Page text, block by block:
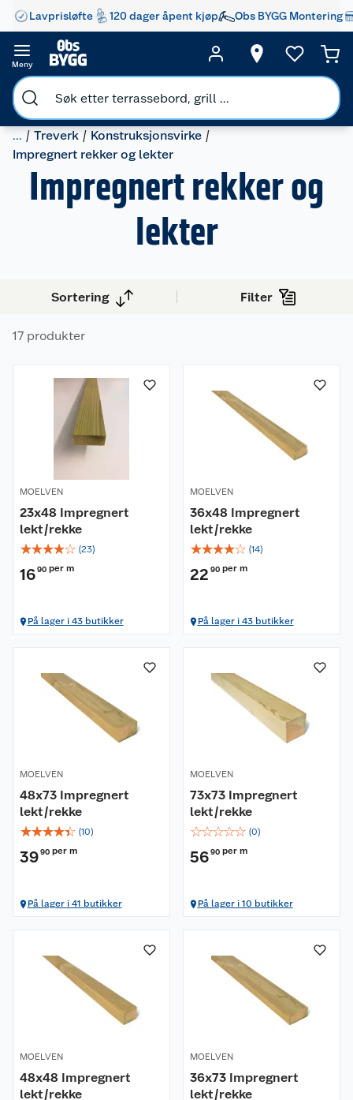
Lavprisløfte 120 dager åpent kjøp Obs BYGG Montering
Meny
... Treverk
Konstruksjonsvirke
Impregnert rekker og lekter
Impregnert rekker og
lekter
Sortering Filter
17 produkter
MOELVEN
23x48 Impregnert
lekt/rekke
☆☆☆☆☆ (23)
1690 per m
På lager i 43 butikker
MOELVEN
36x48 Impregnert
lekt/rekke
☆☆☆☆☆ (14)
22 90 per m
På lager i 43 butikker
MOELVEN
48x73 Impregnert
lekt/rekke
☆☆☆☆☆ (10)
3990 per m
På lager i 41 butikker
MOELVEN
73x73 Impregnert
lekt/rekke
☆☆☆☆☆ (0)
5690 per m
På lager i 10 butikker
MOELVEN
48x48 Impregnert
lekt/rekke
MOELVEN
36x73 Impregnert
lekt/rekke